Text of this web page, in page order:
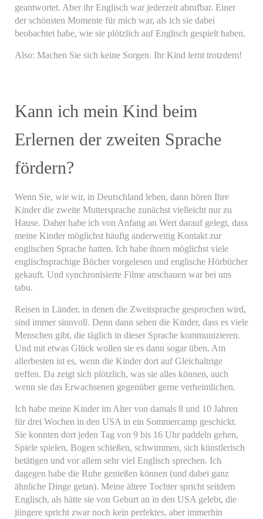
geantwortet. Aber ihr Englisch war jederzeit abrufbar. Einer
der schönsten Momente für mich war, als ich sie dabei
beobachtet habe, wie sie plötzlich auf Englisch gespielt haben.
Also: Machen Sie sich keine Sorgen. Ihr Kind lernt trotzdem!
Kann ich mein Kind beim
Erlernen der zweiten Sprache
fördern?
Wenn Sie, wie wir, in Deutschland leben, dann hören Ihre
Kinder die zweite Muttersprache zunächst vielleicht nur zu
Hause. Daher habe ich von Anfang an Wert darauf gelegt, dass
meine Kinder möglichst häufig anderweitig Kontakt zur
englischen Sprache hatten. Ich habe ihnen möglichst viele
englischsprachige Bücher vorgelesen und englische Hörbücher
gekauft. Und synchronisierte Filme anschauen war bei uns
tabu.
Reisen in Länder, in denen die Zweitsprache gesprochen wird,
sind immer sinnvoll. Denn dann sehen die Kinder, dass es viele
Menschen gibt, die täglich in dieser Sprache kommunizieren.
Und mit etwas Glück wollen sie es dann sogar üben. Am
allerbesten ist es, wenn die Kinder dort auf Gleichaltrige
treffen. Da zeigt sich plötzlich, was sie alles können, auch
wenn sie das Erwachsenen gegenüber gerne verheimlichen.
Ich habe meine Kinder im Alter von damals 8 und 10 Jahren
für drei Wochen in den USA in ein Sommercamp geschickt.
Sie konnten dort jeden Tag von 9 bis 16 Uhr paddeln gehen,
Spiele spielen, Bogen schießen, schwimmen, sich künstlerisch
betätigen und vor allem sehr viel Englisch sprechen. Ich
dagegen habe die Ruhe genießen können (und dabei ganz
ähnliche Dinge getan). Meine ältere Tochter spricht seitdem
Englisch, als hätte sie von Geburt an in den USA gelebt, die
jüngere spricht zwar noch kein perfektes, aber immerhin